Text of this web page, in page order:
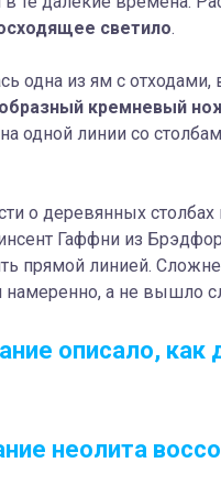
светило.
одна из ям с
кремневый
одной линии со
о деревянных
Гаффни из
прямой линией.
а не вышло
описало,
неолита